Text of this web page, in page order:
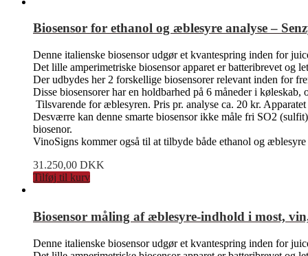
Biosensor for ethanol og æblesyre analyse –
Denne italienske biosensor udgør et kvantespring inden for
Det lille amperimetriske biosensor apparet er batteribrevet og
Der udbydes her 2 forskellige biosensorer relevant inden for
Disse biosensorer har en holdbarhed på 6 måneder i
Tilsvarende for æblesyren. Pris pr. analyse ca. 20 kr.
Desværre kan denne smarte biosensor ikke måle fri SO2
biosenor.
VinoSigns kommer også til at tilbyde både ethanol og
31.250,00 DKK
Tilføj til kurv
Biosensor måling af æblesyre-indhold i most,
Denne italienske biosensor udgør et kvantespring inden for